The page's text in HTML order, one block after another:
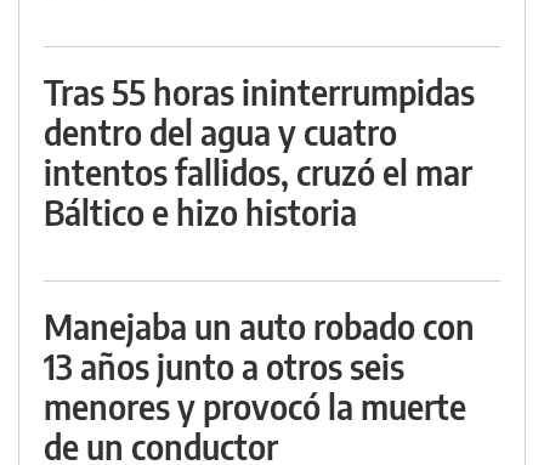
Tras 55 horas ininterrumpidas
dentro del agua y cuatro
intentos fallidos, cruzó el mar
Báltico e hizo historia
Manejaba un auto robado con
13 años junto a otros seis
menores y provocó la muerte
de un conductor